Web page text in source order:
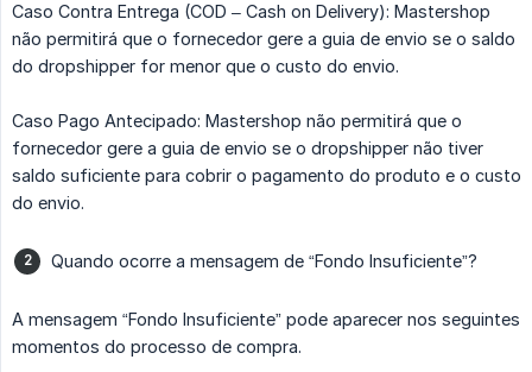
Caso Contra Entrega (COD – Cash on Delivery): Mastershop
não permitirá que o fornecedor gere a guia de envio se o saldo
do dropshipper for menor que o custo do envio.
Caso Pago Antecipado: Mastershop não permitirá que o
fornecedor gere a guia de envio se o dropshipper não tiver
saldo suficiente para cobrir o pagamento do produto e o custo
do envio.
Quando ocorre a mensagem de “Fondo Insuficiente”?
A mensagem “Fondo Insuficiente” pode aparecer nos seguintes
momentos do processo de compra.